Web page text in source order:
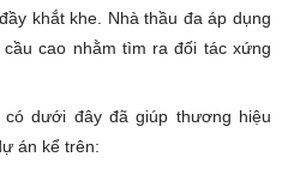
khắt khe. Nhà thầu đa áp dụng
cao nhằm tìm ra đối tác xứng
dưới đây đã giúp thương hiệu
án kể trên: